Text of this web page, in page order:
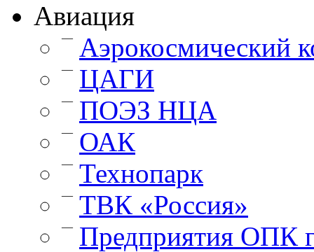
Авиация
— Аэрокосмический
— ЦАГИ
— ПОЭЗ НЦА
— ОАК
— Технопарк
— ТВК «Россия»
— Предприятия ОПК